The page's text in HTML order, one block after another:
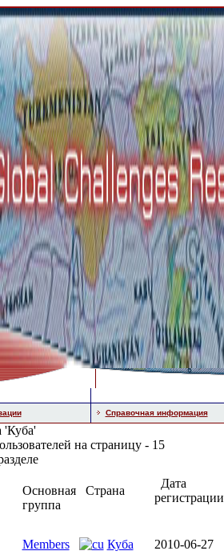
Справочная информация
'Куба'
на страницу - 15
Основная
группа
Страна
Дата
регистрации
Members Куба 2010-06-27